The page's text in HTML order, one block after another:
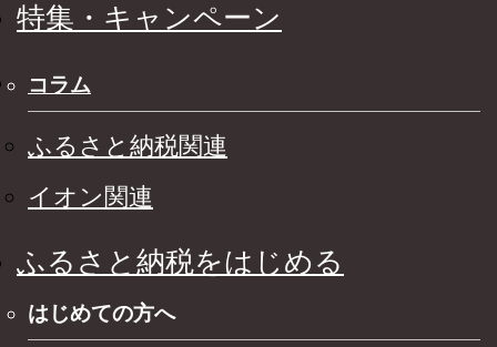
特集・キャンペーン
コラム
ふるさと納税関連
イオン関連
ふるさと納税をはじめる
はじめての方へ